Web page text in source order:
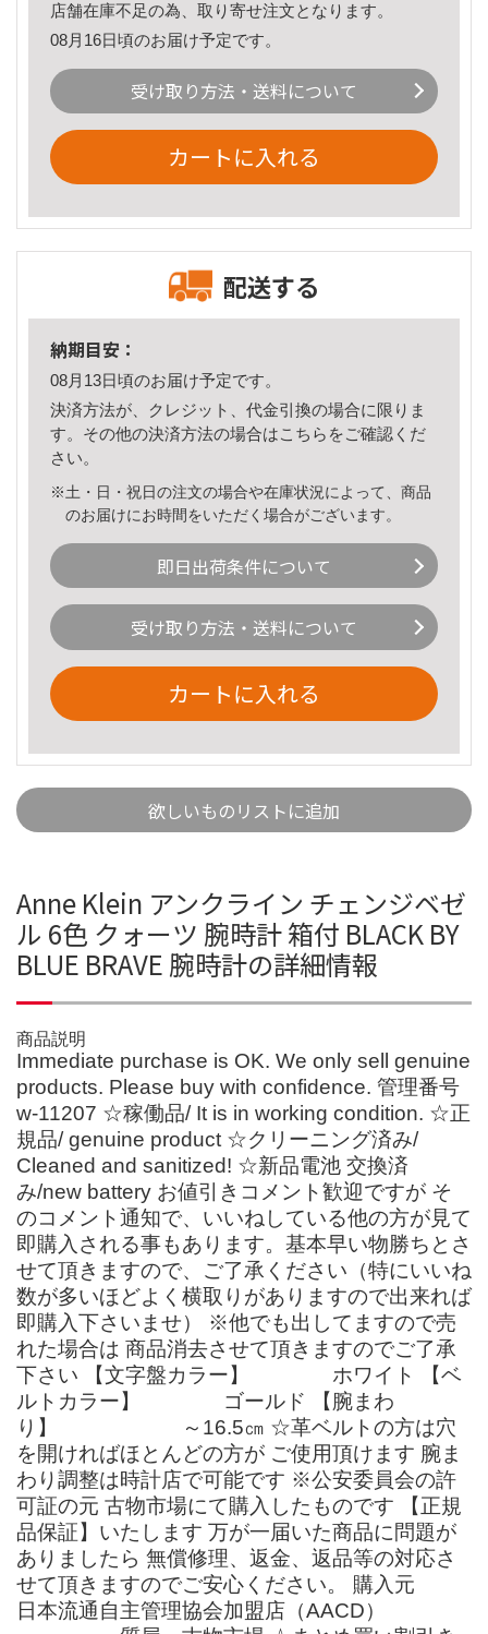
店舗在庫不足の為、取り寄せ注文となります。
08月16日頃のお届け予定です。
受け取り方法・送料について
カートに入れる
配送する
納期目安：
08月13日頃のお届け予定です。
決済方法が、クレジット、代金引換の場合に限りま
す。その他の決済方法の場合はこちら をご確認くだ
さい。
※土・日・祝日の注文の場合や在庫状況によって、商品
のお届けにお時間をいただく場合がございます。
即日出荷条件について
受け取り方法・送料について
カートに入れる
欲しいものリストに追加
Anne Klein アンクライン チェンジベゼ
ル 6色 クォーツ 腕時計 箱付 BLACK BY
BLUE BRAVE 腕時計の詳細情報
商品説明
Immediate purchase is OK. We only sell genuine
products. Please buy with confidence. 管理番号
w-11207 ☆稼働品/ It is in working condition. ☆正
規品/ genuine product ☆クリーニング済み/
Cleaned and sanitized! ☆新品電池 交換済
み/new battery お値引きコメント歓迎ですが そ
のコメント通知で、いいねしている他の方が見て
即購入される事もあります。基本早い物勝ちとさ
せて頂きますので、ご了承ください（特にいいね
数が多いほどよく横取りがありますので出来れば
即購入下さいませ） ※他でも出してますので売
れた場合は 商品消去させて頂きますのでご了承
下さい 【文字盤カラー】 ホワイト 【ベ
ルトカラー】 ゴールド 【腕まわ
り】 ～16.5㎝ ☆革ベルトの方は穴
を開ければほとんどの方が ご使用頂けます 腕ま
わり調整は時計店で可能です ※公安委員会の許
可証の元 古物市場にて購入したものです 【正規
品保証】いたします 万が一届いた商品に問題が
ありましたら 無償修理、返金、返品等の対応さ
せて頂きますのでご安心ください。 購入元
日本流通自主管理協会加盟店（AACD）